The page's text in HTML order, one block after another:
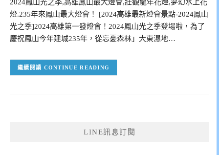
2024鳳山光之季,高雄鳳山最大燈會,壯觀龍年花燈,夢幻水上花
燈.235年來鳳山最大燈會！ [2024高雄最新燈會景點-2024鳳山
光之季]2024高雄第一發燈會！2024鳳山光之季登場啦，為了
慶祝鳳山今年建城235年，從忘憂森林」大東濕地…
CONTINUE READING
LINE訊息訂閱